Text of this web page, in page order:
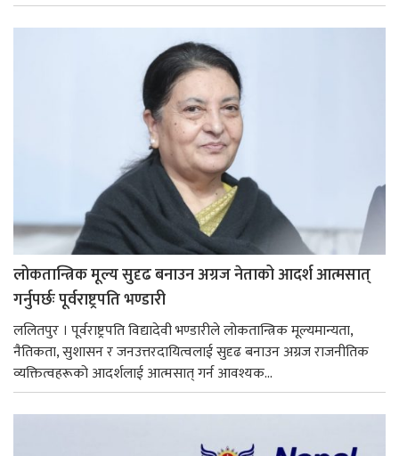
लोकतान्त्रिक मूल्य सुदृढ बनाउन अग्रज नेताको आदर्श आत्मसात्
गर्नुपर्छः पूर्वराष्ट्रपति भण्डारी
ललितपुर । पूर्वराष्ट्रपति विद्यादेवी भण्डारीले लोकतान्त्रिक मूल्यमान्यता,
नैतिकता, सुशासन र जनउत्तरदायित्वलाई सुदृढ बनाउन अग्रज राजनीतिक
व्यक्तित्वहरूको आदर्शलाई आत्मसात् गर्न आवश्यक...